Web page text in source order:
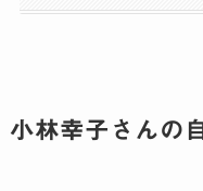
小林幸子さんの